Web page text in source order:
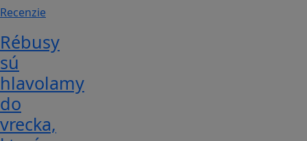
Recenzie
Rébusy
sú
hlavolamy
do
vrecka,